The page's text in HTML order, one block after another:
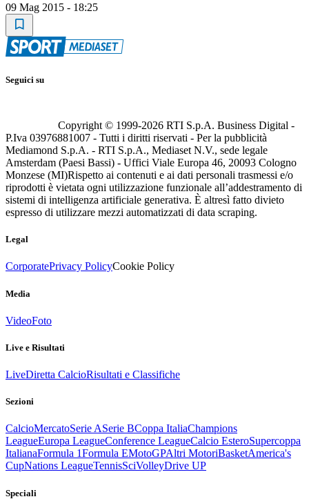
09 Mag 2015 - 18:25
Seguici su
Copyright © 1999-2026 RTI S.p.A. Business Digital -
P.Iva 03976881007 - Tutti i diritti riservati - Per la pubblicità
Mediamond S.p.A. - RTI S.p.A., Mediaset N.V., sede legale
Amsterdam (Paesi Bassi) - Uffici Viale Europa 46, 20093 Cologno
Monzese (MI)Rispetto ai contenuti e ai dati personali trasmessi e/o
riprodotti è vietata ogni utilizzazione funzionale all’addestramento di
sistemi di intelligenza artificiale generativa. È altresì fatto divieto
espresso di utilizzare mezzi automatizzati di data scraping.
Legal
CorporatePrivacy PolicyCookie Policy
Media
VideoFoto
Live e Risultati
LiveDiretta CalcioRisultati e Classifiche
Sezioni
CalcioMercatoSerie ASerie BCoppa ItaliaChampions
LeagueEuropa LeagueConference LeagueCalcio EsteroSupercoppa
ItalianaFormula 1Formula EMotoGPAltri MotoriBasketAmerica's
CupNations LeagueTennisSciVolleyDrive UP
Speciali